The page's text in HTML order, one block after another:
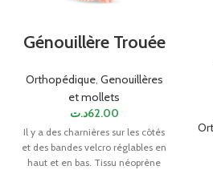
Génouillère Trouée
Orthopédique, Genouillères
et mollets
62.00د.ت
Il y a des charnières sur les côtés
et des bandes velcro réglables en
haut et en bas. Tissu néoprène